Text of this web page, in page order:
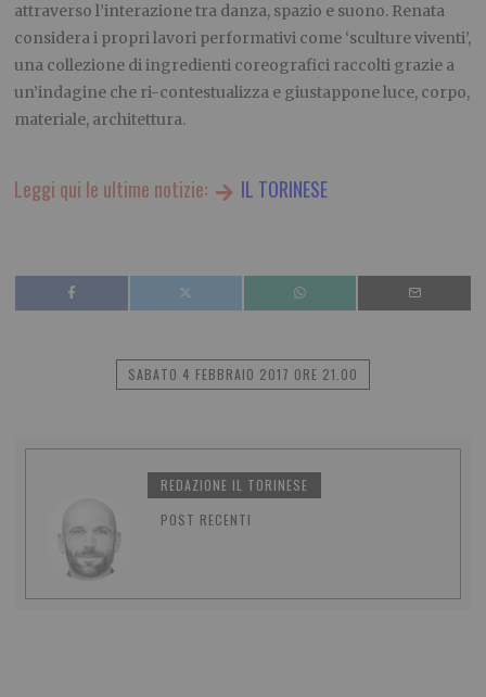
attraverso l’interazione tra danza, spazio e suono. Renata
considera i propri lavori performativi come ‘sculture viventi’,
una collezione di ingredienti coreografici raccolti grazie a
un’indagine che ri-contestualizza e giustappone luce, corpo,
materiale, architettura.
Leggi qui le ultime notizie: IL TORINESE
SABATO 4 FEBBRAIO 2017 ORE 21.00
REDAZIONE IL TORINESE
POST RECENTI